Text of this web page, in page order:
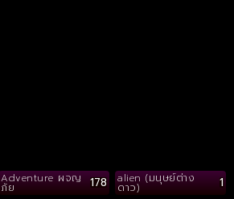
Adventure ผจญ
ภัย 178 alien (มนุษย์ต่าง
ดาว) 1